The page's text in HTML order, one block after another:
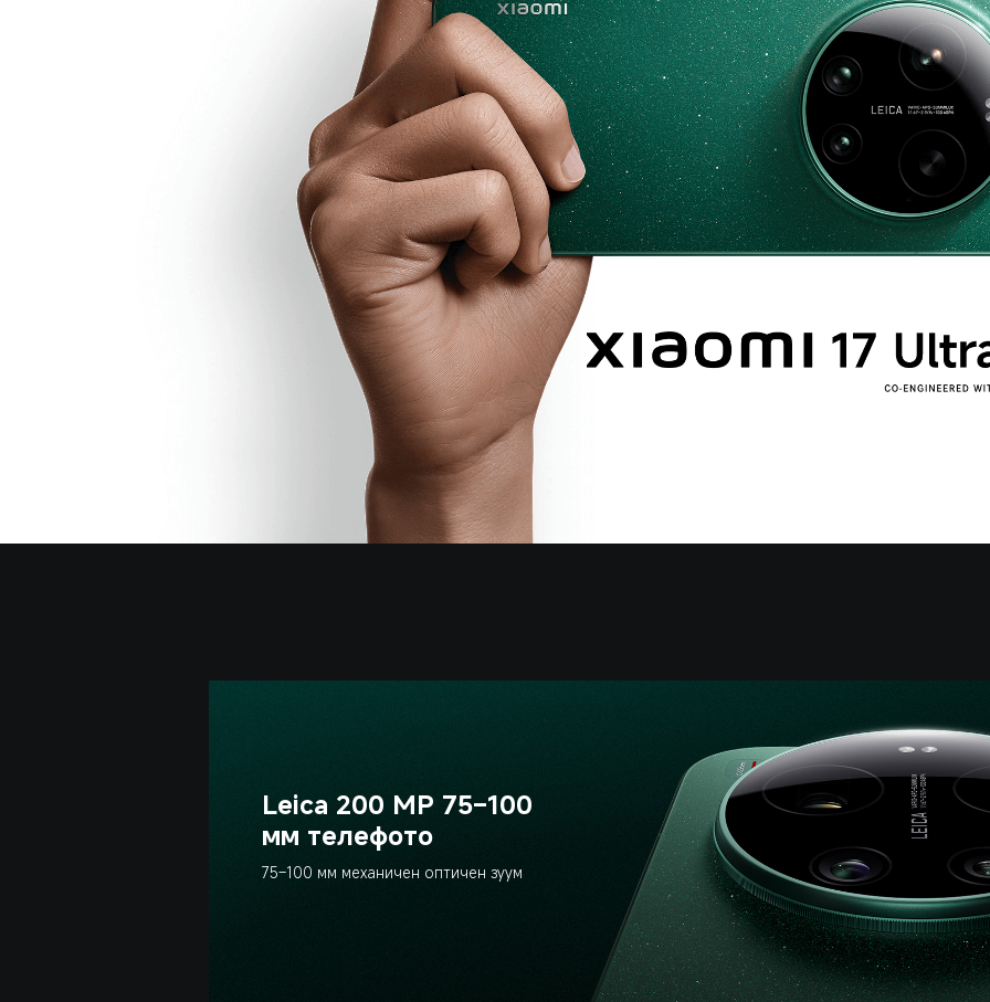
Leica 200 MP 75–100
мм телефото
75–100 мм механичен оптичен зуум